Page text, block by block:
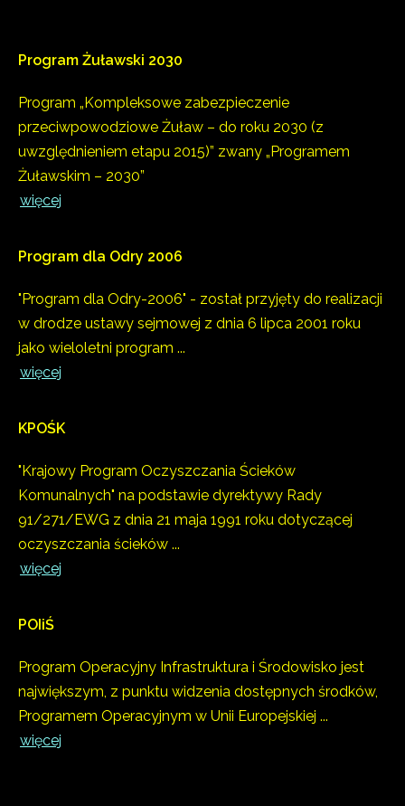
Program Żuławski 2030
Program „Kompleksowe zabezpieczenie
przeciwpowodziowe Żuław – do roku 2030 (z
uwzględnieniem etapu 2015)” zwany „Programem
Żuławskim – 2030”
więcej
Program dla Odry 2006
"Program dla Odry-2006" - został przyjęty do realizacji
w drodze ustawy sejmowej z dnia 6 lipca 2001 roku
jako wieloletni program ...
więcej
KPOŚK
"Krajowy Program Oczyszczania Ścieków
Komunalnych" na podstawie dyrektywy Rady
91/271/EWG z dnia 21 maja 1991 roku dotyczącej
oczyszczania ścieków ...
więcej
POIiŚ
Program Operacyjny Infrastruktura i Środowisko jest
największym, z punktu widzenia dostępnych środków,
Programem Operacyjnym w Unii Europejskiej ...
więcej